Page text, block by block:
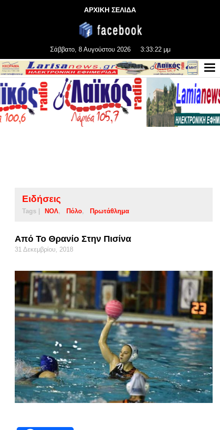
ΑΡΧΙΚΗ ΣΕΛΙΔΑ
Σάββατο, 8 Αυγούστου 2026 3:33:23 μμ
Ειδήσεις
Tags | ΝΟΛ Πόλο Πρωτάθλημα
Από Το Θρανίο Στην Πισίνα
31 Δεκεμβρίου, 2018